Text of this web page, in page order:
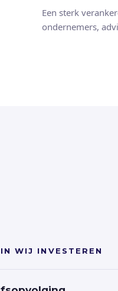
Een sterk
ondernemers,
WIJ INVESTEREN